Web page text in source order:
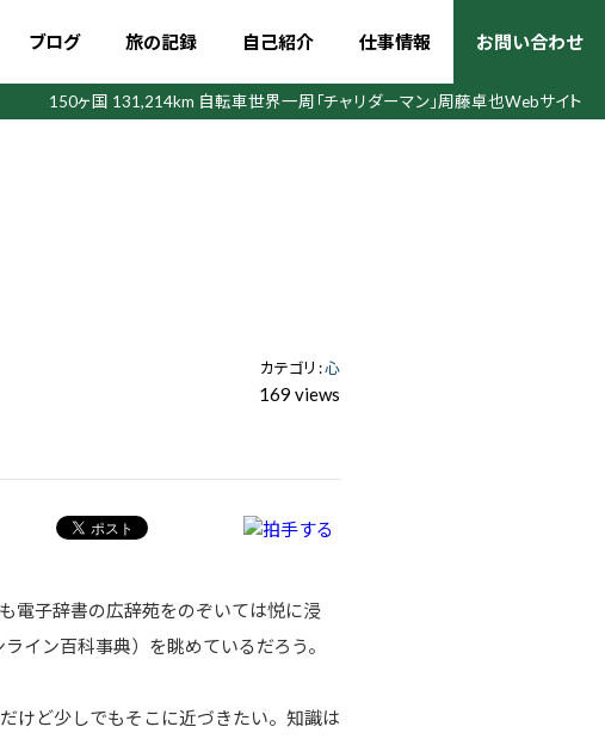
ブログ 旅の記録 自己紹介 仕事情報 お問い合わせ
150ヶ国 131,214km 自転車世界一周 「チャリダーマン」周藤卓也Webサイト
カテゴリ :心
169 views
電子辞書の広辞苑をのぞいては悦に浸
イン百科事典）を眺めているだろう。
けど少しでもそこに近づきたい。知識は